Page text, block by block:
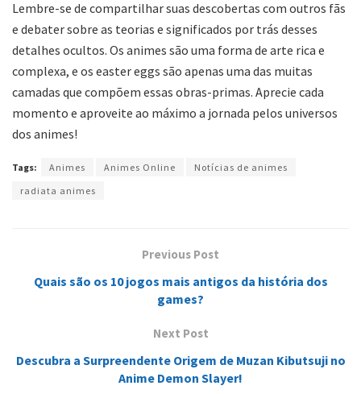
Lembre-se de compartilhar suas descobertas com outros fãs
e debater sobre as teorias e significados por trás desses
detalhes ocultos. Os animes são uma forma de arte rica e
complexa, e os easter eggs são apenas uma das muitas
camadas que compõem essas obras-primas. Aprecie cada
momento e aproveite ao máximo a jornada pelos universos
dos animes!
Tags: Animes Animes Online
Notícias de animes
radiata animes
Previous Post
Quais são os 10 jogos mais antigos da história dos
games?
Next Post
Descubra a Surpreendente Origem de Muzan Kibutsuji no
Anime Demon Slayer!